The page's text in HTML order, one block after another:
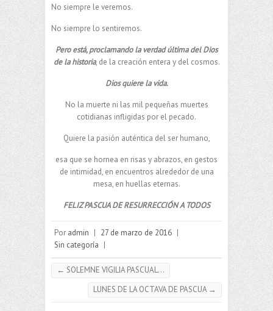
No siempre le veremos.
No siempre lo sentiremos.
Pero está, proclamando la verdad última del Dios
de la historia, de la creación entera y del cosmos.
Dios quiere la vida.
No la muerte ni las mil pequeñas muertes
cotidianas infligidas por el pecado.
Quiere la pasión auténtica del ser humano,
esa que se hornea en risas y abrazos, en gestos
de intimidad, en encuentros alrededor de una
mesa, en huellas eternas.
FELIZ PASCUA DE RESURRECCIÓN A TODOS
Por admin | 27 de marzo de 2016 |
Sin categoría |
← SOLEMNE VIGILIA PASCUAL…
LUNES DE LA OCTAVA DE PASCUA →